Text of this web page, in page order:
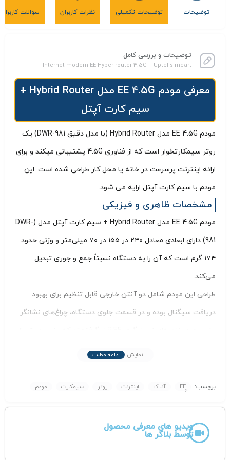
توضیحات توضیحات تکمیلی نظرات کاربران سوالات کاربران
توضیحات و بررسی کامل
Internet modem EE Hyper router 4.5G + Uptel simcart
معرفی مودم EE 4.5G مدل Hybrid Router +
سیم کارت آپتل
مودم EE 4.5G مدل Hybrid Router (با مدل دقیق DWR-981) یک
روتر سیمکارتخوار است که از فناوری 4.5G پشتیبانی میکند و برای
ارائه اینترنت پرسرعت در خانه یا محل کار طراحی شده است. این
مودم با سیم کارت آپتل ارایه می شود.
مشخصات ظاهری و فیزیکی
مودم EE 4.5G مدل Hybrid Router + سیم کارت آپتل مدل (DWR-
981) دارای ابعادی معادل ۲۴۰ در ۱۵۵ در ۷۰ میلی‌متر و وزنی حدود
۱۷۴ گرم است که آن را به دستگاه نسبتاً جمع و جوری تبدیل
می‌کند.
طراحی این مودم شامل دو آنتن خارجی قابل تنظیم برای بهبود
دریافت سیگنال بوده و در قسمت جلوی دستگاه، چراغ‌های نشانگر
سیم‌کارت، وای‌فای باند ۵ گیگاهرتز و وضعیت اینترنت را نمایش
پشت دستگاه
USB 2.0 و دکمه ریست تعبیه شده است. محفظه سیم‌کارت در
نمایش ادامه مطلب
برچسب: آنلاک اینترنت روتر سیمکارت مودم
ویدیو های معرفی محصول
توسط بلاگر ها